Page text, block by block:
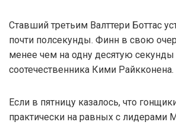
Ставший третьим Валттери Боттас
почти полсекунды. Финн в свою
менее чем на одну десятую секунды
соотечественника Кими Райкконена.
Если в пятницу казалось, что
практически на равных с лидерами